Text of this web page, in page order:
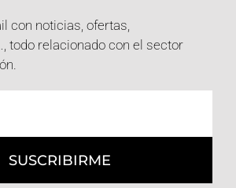
con noticias, ofertas,
todo relacionado con el sector
SUSCRIBIRME